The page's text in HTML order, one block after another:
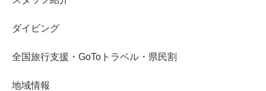
ダイビング
全国旅行支援・GoToトラベル・県民割
地域情報